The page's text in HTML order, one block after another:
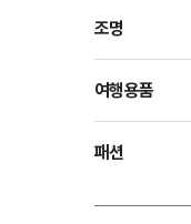
조명
여행용품
패션